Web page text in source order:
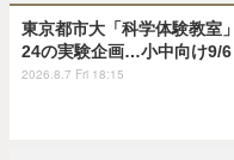
東京都市大「科学体験教室」
24の実験企画…小中向け9/6
2026.8.7 Fri 18:15